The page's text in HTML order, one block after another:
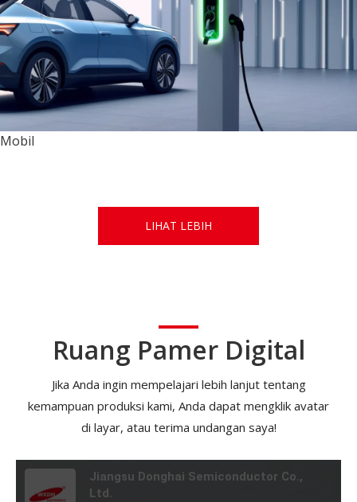
Mobil
LIHAT LEBIH
Ruang Pamer Digital
Jika Anda ingin mempelajari lebih lanjut tentang
kemampuan produksi kami, Anda dapat mengklik avatar
di layar, atau terima undangan saya!